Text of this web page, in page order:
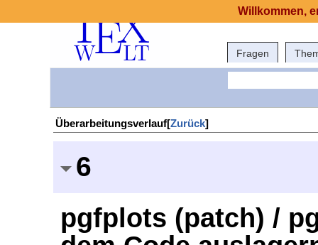
Fragen
Überarbeitungsverlauf[Zurück]
6
pgfplots (patch) /
Willkommen,